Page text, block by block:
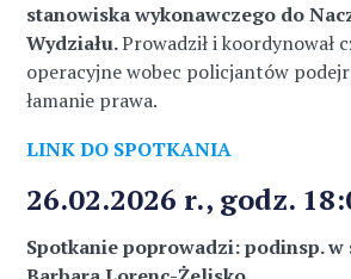
stanowiska wykonawczego do
Wydziału.Prowadził i koordynował
operacyjne wobec policjantów
łamanie prawa.
LINK DO SPOTKANIA
26.02.2026 r., godz.
Spotkanie poprowadzi: podinsp. w